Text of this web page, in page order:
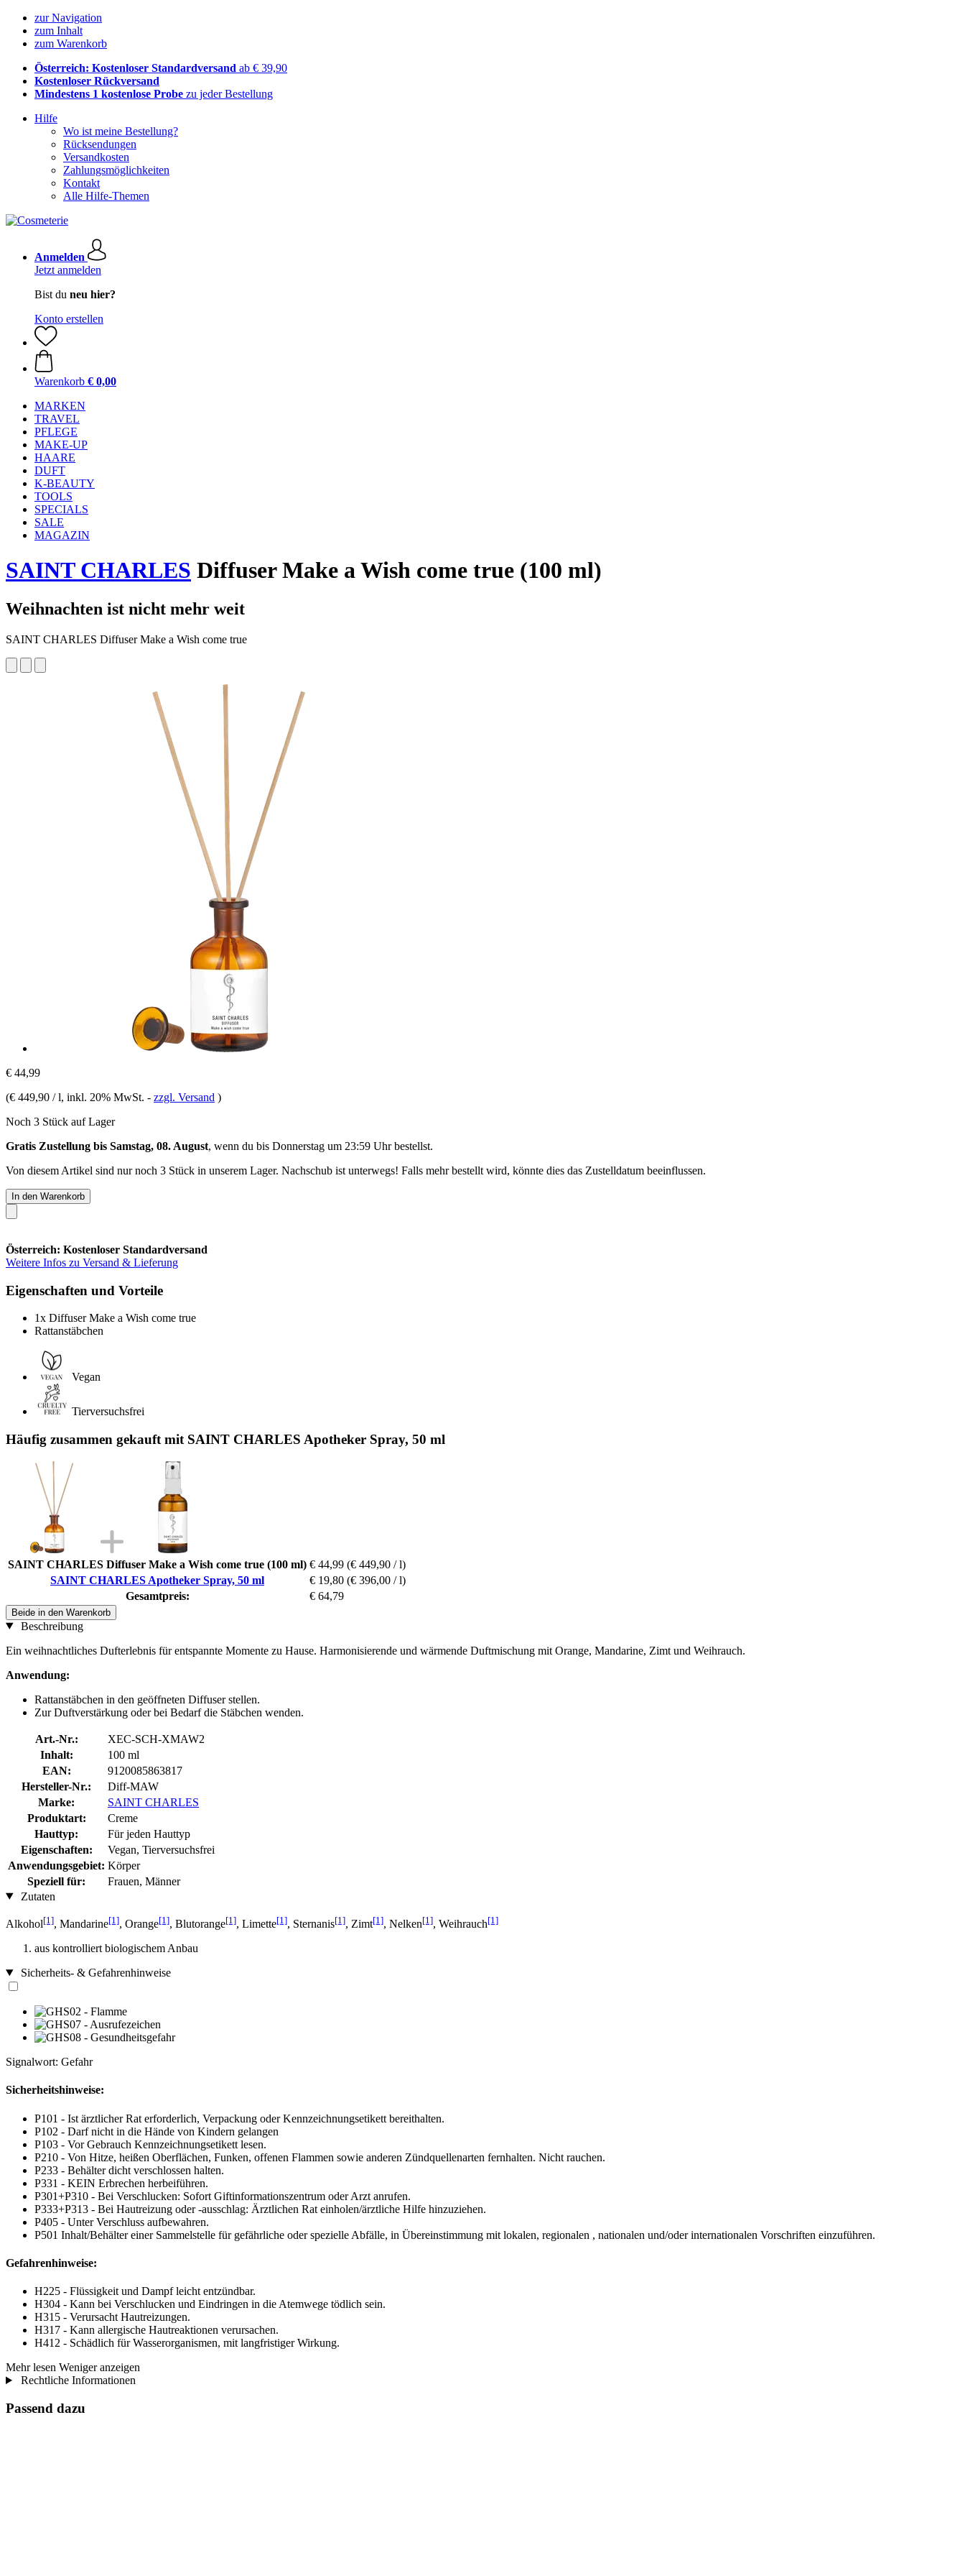
zur Navigation
zum Inhalt
zum Warenkorb
Österreich: Kostenloser Standardversand ab € 39,90
Kostenloser Rückversand
Mindestens 1 kostenlose Probe zu jeder Bestellung
Hilfe
Wo ist meine Bestellung?
Rücksendungen
Versandkosten
Zahlungsmöglichkeiten
Kontakt
Alle Hilfe-Themen
Anmelden
Jetzt anmelden
Bist du neu hier?
Konto erstellen
Warenkorb € 0,00
MARKEN
TRAVEL
PFLEGE
MAKE-UP
HAARE
DUFT
K-BEAUTY
TOOLS
SPECIALS
SALE
MAGAZIN
SAINT CHARLES Diffuser Make a Wish come true (100 ml)
Weihnachten ist nicht mehr weit
SAINT CHARLES Diffuser Make a Wish come true
€ 44,99
(€ 449,90 / l, inkl. 20% MwSt. - zzgl. Versand )
Noch 3 Stück auf Lager
Gratis Zustellung bis Samstag, 08. August, wenn du bis Donnerstag um 23:59 Uhrbestellst.
Von diesem Artikel sind nur noch 3 Stück in unserem Lager. Nachschub ist unterwegs! Falls mehr bestellt wird, könnte dies das Zustelldatum beeinflussen.
In den Warenkorb
Österreich: Kostenloser Standardversand
Weitere Infos zu Versand & Lieferung
Eigenschaften und Vorteile
1x Diffuser Make a Wish come true
Rattanstäbchen
Vegan
Tierversuchsfrei
Häufig zusammen gekauft mit SAINT CHARLES Apotheker Spray, 50 ml
SAINT CHARLES Diffuser Make a Wish come true (100 ml) € 44,99 (€ 449,90 / l)
SAINT CHARLES Apotheker Spray, 50 ml
€ 19,80 (€ 396,00 / l)
Gesamtpreis:
€ 64,79
Beide in den Warenkorb
Beschreibung
Ein weihnachtliches Dufterlebnis für entspannte Momente zu Hause. Harmonisierende und wärmende Duftmischung mit Orange, Mandarine, Zimt und Weihrauch.
Anwendung:
Rattanstäbchen in den geöffneten Diffuser stellen.
Zur Duftverstärkung oder bei Bedarf die Stäbchen wenden.
Art.-Nr.:
XEC-SCH-XMAW2
Inhalt:
100 ml
EAN:
9120085863817
Hersteller-Nr.:
Diff-MAW
Marke:
SAINT CHARLES
Produktart:
Creme
Hauttyp:
Für jeden Hauttyp
Eigenschaften:
Vegan, Tierversuchsfrei
Anwendungsgebiet: Körper
Speziell für:
Frauen, Männer
Zutaten
Alkohol[1], Mandarine[1], Orange[1], Blutorange[1], Limette[1], Sternanis[1], Zimt[1], Nelken[1], Weihrauch[1]
aus kontrolliert biologischem Anbau
Sicherheits- & Gefahrenhinweise
Signalwort: Gefahr
Sicherheitshinweise:
P101 - Ist ärztlicher Rat erforderlich, Verpackung oder Kennzeichnungsetikett bereithalten.
P102 - Darf nicht in die Hände von Kindern gelangen
P103 - Vor Gebrauch Kennzeichnungsetikett lesen.
P210 - Von Hitze, heißen Oberflächen, Funken, offenen Flammen sowie anderen Zündquellenarten fernhalten. Nicht rauchen.
P233 - Behälter dicht verschlossen halten.
P331 - KEIN Erbrechen herbeiführen.
P301+P310 - Bei Verschlucken: Sofort Giftinformationszentrum oder Arzt anrufen.
P333+P313 - Bei Hautreizung oder -ausschlag: Ärztlichen Rat einholen/ärztliche Hilfe hinzuziehen.
P405 - Unter Verschluss aufbewahren.
P501 Inhalt/Behälter einer Sammelstelle für gefährliche oder spezielle Abfälle, in Übereinstimmung mit lokalen, regionalen , nationalen und/oder internationalen Vorschriften einzuführen.
Gefahrenhinweise:
H225 - Flüssigkeit und Dampf leicht entzündbar.
H304 - Kann bei Verschlucken und Eindringen in die Atemwege tödlich sein.
H315 - Verursacht Hautreizungen.
H317 - Kann allergische Hautreaktionen verursachen.
H412 - Schädlich für Wasserorganismen, mit langfristiger Wirkung.
Mehr lesen Weniger anzeigen
Rechtliche Informationen
Passend dazu